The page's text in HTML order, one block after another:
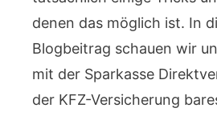
denen das möglich ist. In
Blogbeitrag schauen wir
mit der Sparkasse
der KFZ-Versicherung